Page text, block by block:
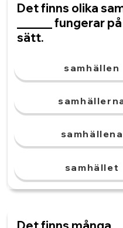
Det finns olika
______ fungerar
sätt.
samhällen
samhällena
samhället